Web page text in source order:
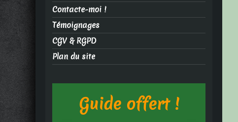
Contacte-moi !
Témoignages
CGV & RGPD
Plan du site
Guide offert !